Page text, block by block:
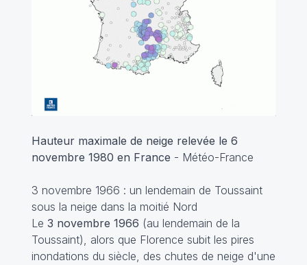
Hauteur maximale de neige relevée le 6
novembre 1980 en France - Météo-France
3 novembre 1966 : un lendemain de Toussaint
sous la neige dans la moitié Nord
Le 3 novembre 1966 (au lendemain de la
Toussaint), alors que Florence subit les pires
inondations du siècle, des chutes de neige d'une